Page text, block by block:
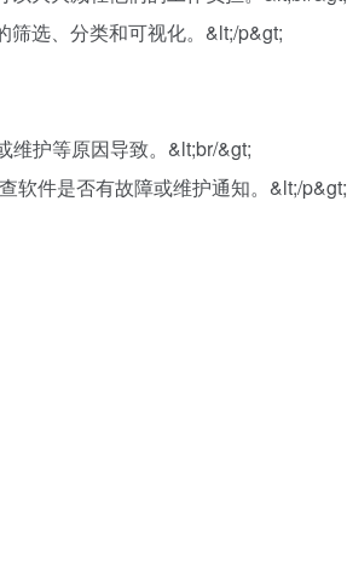
选、分类和可视化。&lt;/p&gt;
维护等原因导致。&lt;br/&gt;
软件是否有故障或维护通知。&lt;/p&gt;